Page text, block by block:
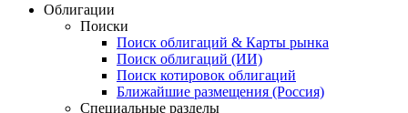
Облигации
Поиски
Поиск облигаций & Карты рынка
Поиск облигаций (ИИ)
Поиск котировок облигаций
Ближайшие размещения (Россия)
Специальные разделы